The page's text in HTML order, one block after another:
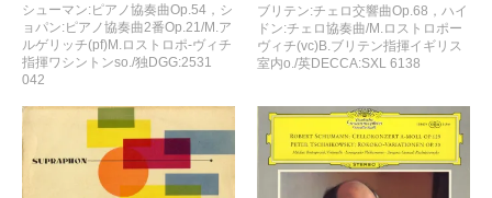
シューマン:ピアノ協奏曲Op.54，シ
ョパン:ピアノ協奏曲2番Op.21/M.ア
ルゲリッチ(pf)M.ロストロポ-ヴィチ
指揮ワシントンso./独DGG:2531
042
ブリテン:チェロ交響曲Op.68，ハイ
ドン:チェロ協奏曲/M.ロストロポー
ヴィチ(vc)B.ブリテン指揮イギリス
室内o./英DECCA:SXL 6138